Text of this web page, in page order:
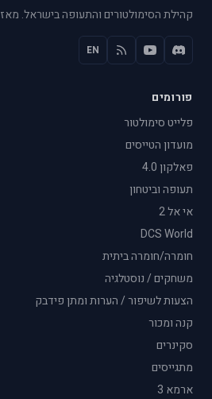
קהילת הסימולטורים והתעופה בישראל. מאז 2005.
EN
פורומים
פלייט סימולטור
מועדון הטייסים
פאלקון 4.0
תעופה וביטחון
אי אל 2
DCS World
חומרה/חומרה ביתית
משחקים / נוסטלגיה
הצעות לשיפור / הערות ומתן פידבק
קנה ומכור
סקינרים
מתגייסים
ארמא 3